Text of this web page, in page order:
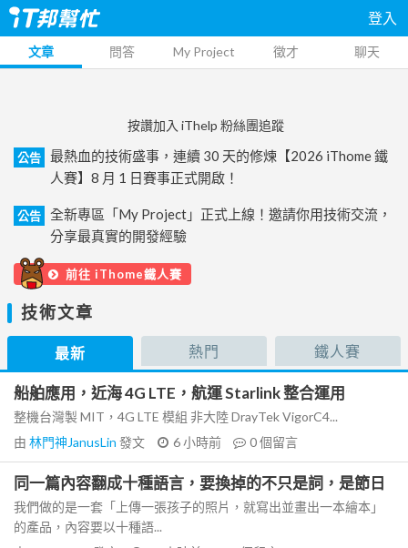
登入
文章 問答 My Project 徵才 聊天
按讚加入 iThelp 粉絲團追蹤
公告
最熱血的技術盛事，連續 30 天的修煉【2026 iThome 鐵
人賽】8 月 1 日賽事正式開啟！
公告
全新專區「My Project」正式上線！邀請你用技術交流，
分享最真實的開發經驗
前往 iThome鐵人賽
技術文章
最新 熱門 鐵人賽
船舶應用，近海 4G LTE，航運 Starlink 整合運用
整機台灣製 MIT，4G LTE 模組 非大陸 DrayTek VigorC4...
由 林門神JanusLin 發文 6 小時前 0個留言
同一篇內容翻成十種語言，要換掉的不只是詞，是節日
我們做的是一套「上傳一張孩子的照片，就寫出並畫出一本繪本」
的產品，內容要以十種語...